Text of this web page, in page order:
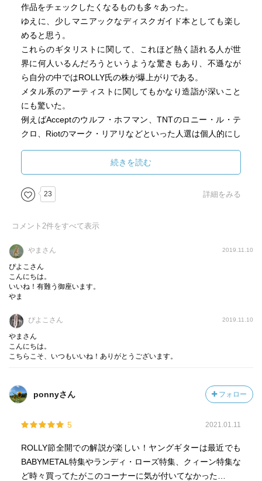
作品をチェックしたくなるものも多々あった。
ゆえに、少しマニアックなディスクガイド本としても楽し
めると思う。
これらのギタリストに関して、これほど熱く語れる人が世
界に何人いるんだろうというような驚きもあり、不遜なが
ら自分の中ではROLLY氏の株が爆上がりである。
メタル系のアーティストに関してもかなり造詣が深いこと
にも驚いた。
例えばAcceptのウルフ・ホフマン、TNTのロニー・ル・テ
クロ、Riotのマーク・リアリなどといった人選は個人的にし
他には例えば、本書で取り上げられるギタリストはAC/DC
ではアンガス・ヤングでなくマルコム・ヤングで、UFOで
あればマイケル・シェンカーではなくポール・チャップマ
ンというチョイスなのだが、彼らのそのいぶし銀的な仕事
なかったのではないかと思う。
また、あのROLLY氏の独特の語り口が伝わってくるような
臨場感のある文字起こしもよい仕事であると感じた。
ここまでいろいろ書いたが、本書は小難しいことを考えず
にさくさく読めること請け合いなので、ROLLY氏のファン
はもちろん、ロックが好きならば楽しめるはず。
自分の文章では、この本に魅力を語りつくせていない気が
========
【CONTENTS】
第1章 リック・エメット
第3章 “ファスト”エディ・クラーク
第4章 ウフル・ホフマン
第5章 ディッケン
第6章 ロニー・ル・テクロ
続きを読む
23 詳細をみる
コメント 2件をすべて表示
やまさん 2019.11.10
ぴよこさん
こんにちは。
いいね！有難う御座います。
やま
ぴよこさん 2019.11.10
やまさん
こんにちは。
こちらこそ、いつもいいね！ありがとうございます。
ponnyさん フォロー
5 2021.01.11
ROLLY節全開での解説が楽しい！ヤングギターは最近でも
BABYMETAL特集やランディ・ローズ特集、クィーン特集な
ど時々買ってたがこのコーナーに気が付いてなかった…